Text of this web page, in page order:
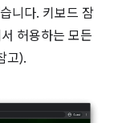
니다. 키보드 잠
허용하는 모든
고).